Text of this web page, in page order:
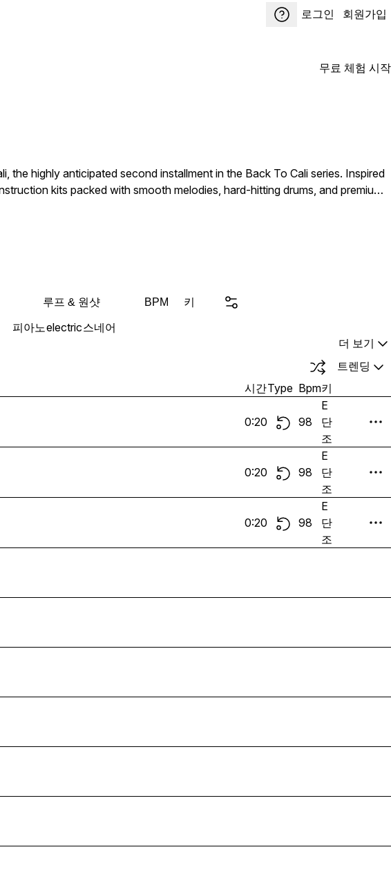
로그인 회원가입
무료 체험 시작
the highly anticipated second installment in the Back To Cali series. Inspired
kits packed with smooth melodies, hard-hitting drums, and premium
루프 & 원샷 BPM 키
피아노electric스네어
더 보기
트렌딩
시간Type Bpm키
0:20 98
E
단
조
0:20 98
E
단
조
0:20 98
E
단
조